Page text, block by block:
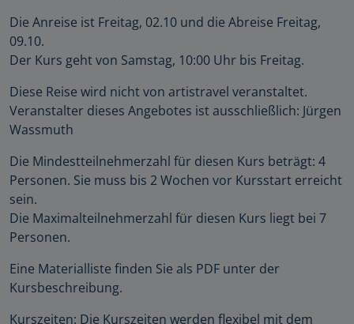
Die Anreise ist Freitag, 02.10 und die Abreise Freitag,
09.10.
Der Kurs geht von Samstag, 10:00 Uhr bis Freitag.
Diese Reise wird nicht von artistravel veranstaltet.
Veranstalter dieses Angebotes ist ausschließlich: Jürgen
Wassmuth
Die Mindestteilnehmerzahl für diesen Kurs beträgt: 4
Personen. Sie muss bis 2 Wochen vor Kursstart erreicht
sein.
Die Maximalteilnehmerzahl für diesen Kurs liegt bei 7
Personen.
Eine Materialliste finden Sie als PDF unter der
Kursbeschreibung.
Kurszeiten: Die Kurszeiten werden flexibel mit dem